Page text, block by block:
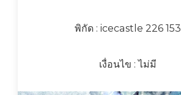
พิกัด : icecastle 226 153
เงื่อนไข : ไม่มี